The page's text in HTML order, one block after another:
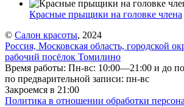
Красные прыщики на головке члена
© Салон красоты, 2024
Россия, Московская область, городской
рабочий посёлок Томилино
Время работы: Пн-вс: 10:00—21:00 и до
по предварительной записи: пн-вс
Закроемся в 21:00
Политика в отношении обработки